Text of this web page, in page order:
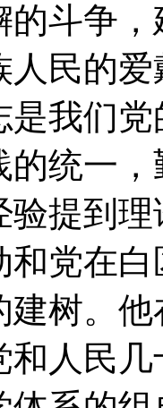
的斗争
人民的
们党
的统一
验提到
和党在
建树。
和人民